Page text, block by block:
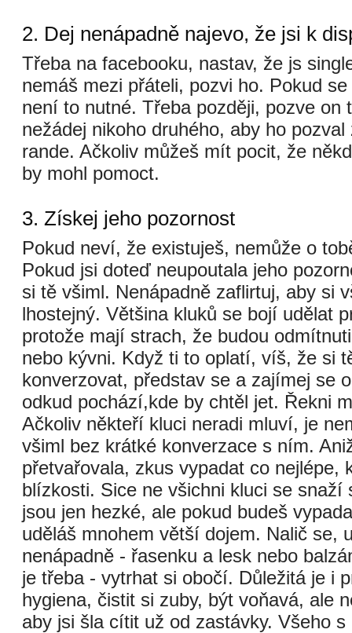
2. Dej nenápadně najevo, že jsi k
Třeba na facebooku, nastav, že js
nemáš mezi přáteli, pozvi ho. Pokud
není to nutné. Třeba později, pozve on
nežádej nikoho druhého, aby ho pozval
rande. Ačkoliv můžeš mít pocit, že
by mohl pomoct.
3. Získej jeho pozornost
Pokud neví, že existuješ, nemůže o
Pokud jsi doteď neupoutala jeho
si tě všiml. Nenápadně zaflirtuj, aby si
lhostejný. Většina kluků se bojí udělat
protože mají strach, že budou
nebo kývni. Když ti to oplatí, víš, že si
konverzovat, představ se a zajímej se
odkud pochází,kde by chtěl jet. Řekni
Ačkoliv někteří kluci neradi mluví, je
všiml bez krátké konverzace s ním.
přetvařovala, zkus vypadat co nejlépe,
blízkosti. Sice ne všichni kluci se snaží
jsou jen hezké, ale pokud budeš
uděláš mnohem větší dojem. Nalič se,
nenápadně - řasenku a lesk nebo
je třeba - vytrhat si obočí. Důležitá je i
hygiena, čistit si zuby, být voňavá, ale
aby jsi šla cítit už od zastávky. Všeho